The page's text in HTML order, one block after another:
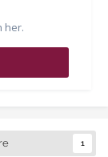
her.
1